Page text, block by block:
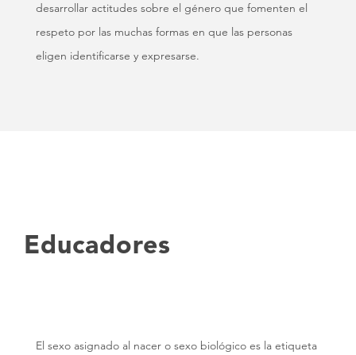
desarrollar actitudes sobre el género que fomenten el
respeto por las muchas formas en que las personas
eligen identificarse y expresarse.
Educadores
El sexo asignado al nacer o sexo biológico es la etiqueta